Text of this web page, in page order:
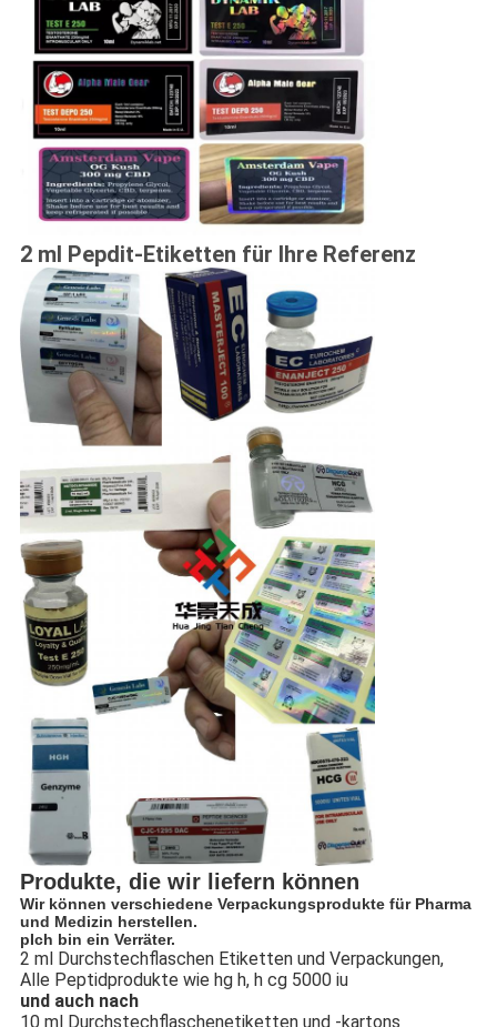
2 ml Pepdit-Etiketten für Ihre Referenz
Produkte, die wir liefern können
Wir können verschiedene Verpackungsprodukte für Pharma
und Medizin herstellen.
pIch bin ein Verräter.
2 ml Durchstechflaschen Etiketten und Verpackungen,
Alle Peptidprodukte wie hg h, h cg 5000 iu
und auch nach
10 ml Durchstechflaschenetiketten und -kartons